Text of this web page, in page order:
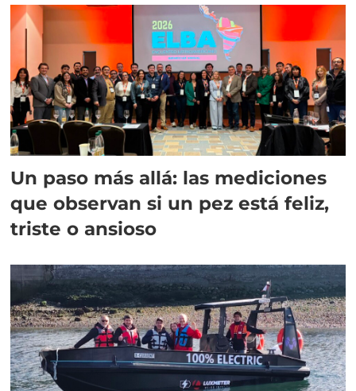
Un paso más allá: las mediciones
que observan si un pez está feliz,
triste o ansioso